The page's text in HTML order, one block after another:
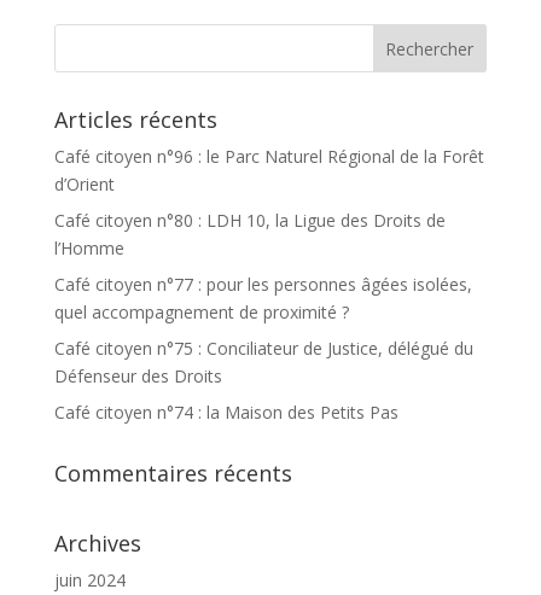
Articles récents
Café citoyen n°96 : le Parc Naturel Régional de la Forêt
d’Orient
Café citoyen n°80 : LDH 10, la Ligue des Droits de
l’Homme
Café citoyen n°77 : pour les personnes âgées isolées,
quel accompagnement de proximité ?
Café citoyen n°75 : Conciliateur de Justice, délégué du
Défenseur des Droits
Café citoyen n°74 : la Maison des Petits Pas
Commentaires récents
Archives
juin 2024